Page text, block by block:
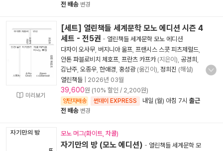
전 배송 변경
미리보기
[세트] 열린책들 세계문학 모노 에디션 시즌 4
세트 - 전5권 - 열린책들 세계문학 모노 에디션
다자이 오사무 버지니아 울프 프랜시스 스콧 피츠제럴드
안톤 파블로비치 체호프 프란츠 카프카(지은이), 공경희
김난주 오종우 한애경 홍성광(옮긴이), 정희진 (해설)
열린책들
2026년 03월
39,600원 (10% 할인 / 2,200원)
양탄자배송 썬데이 EXPRESS 내일 (월) 아침 7시 출근
전 배송 변경
모노 머그(화이트, 차콜)
자기만의 방 (모노 에디션) - 열린책들 세계문학 모